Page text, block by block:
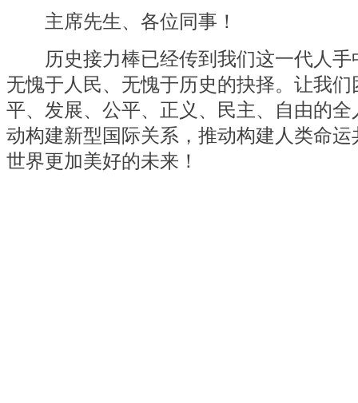
主席先生、各位同事！
历史接力棒已经传到我们这一代人手
无愧于人民、无愧于历史的抉择。让我
平、发展、公平、正义、民主、自由的
动构建新型国际关系，推动构建人类命
世界更加美好的未来！